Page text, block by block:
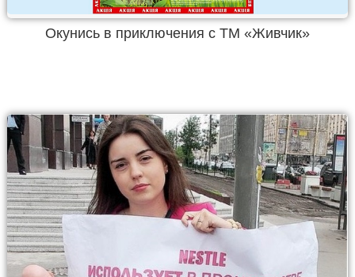
Окунись в приключения с ТМ «Живчик»